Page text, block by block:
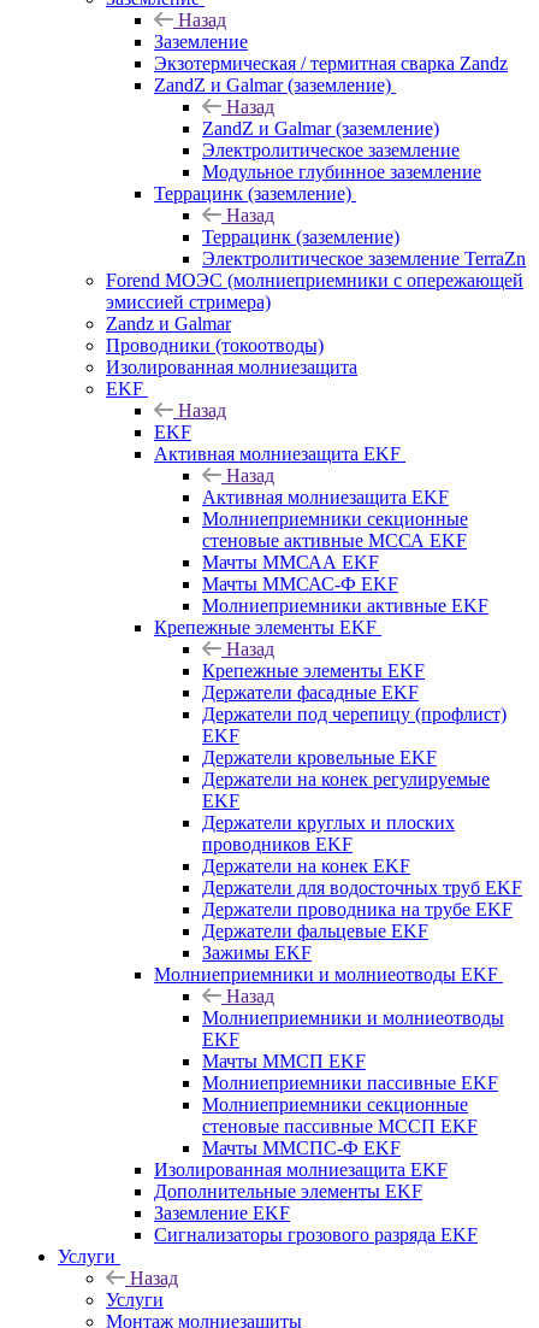
Назад
Заземление
Экзотермическая / термитная сварка Zandz
ZandZ и Galmar (заземление)
Назад
ZandZ и Galmar (заземление)
Электролитическое заземление
Модульное глубинное заземление
Террацинк (заземление)
Назад
Террацинк (заземление)
Электролитическое заземление TerraZn
Forend МОЭС (молниеприемники с опережающей
эмиссией стримера)
Zandz и Galmar
Проводники (токоотводы)
Изолированная молниезащита
EKF
Назад
EKF
Активная молниезащита EKF
Назад
Активная молниезащита EKF
Молниеприемники секционные
стеновые активные МССА EKF
Мачты ММСАА EKF
Мачты ММСАС-Ф EKF
Молниеприемники активные EKF
Крепежные элементы EKF
Назад
Крепежные элементы EKF
Держатели фасадные EKF
Держатели под черепицу (профлист)
EKF
Держатели кровельные EKF
Держатели на конек регулируемые
EKF
Держатели круглых и плоских
проводников EKF
Держатели на конек EKF
Держатели для водосточных труб EKF
Держатели проводника на трубе EKF
Держатели фальцевые EKF
Зажимы EKF
Молниеприемники и молниеотводы EKF
Назад
Молниеприемники и молниеотводы
EKF
Мачты ММСП EKF
Молниеприемники пассивные EKF
Молниеприемники секционные
стеновые пассивные МССП EKF
Мачты ММСПС-Ф EKF
Изолированная молниезащита EKF
Дополнительные элементы EKF
Заземление EKF
Сигнализаторы грозового разряда EKF
Услуги
Назад
Услуги
Монтаж молниезащиты